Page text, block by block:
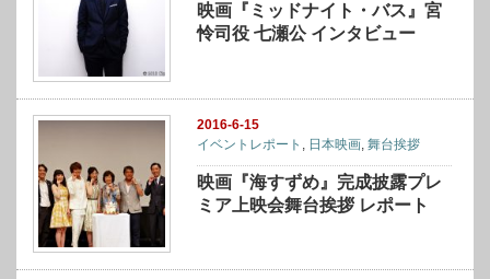
映画『ミッドナイト・バス』宮
怜司役 七瀬公 インタビュー
2016-6-15
イベントレポート , 日本映画,舞台挨拶
映画『海すずめ』完成披露プレ
ミア上映会舞台挨拶 レポート